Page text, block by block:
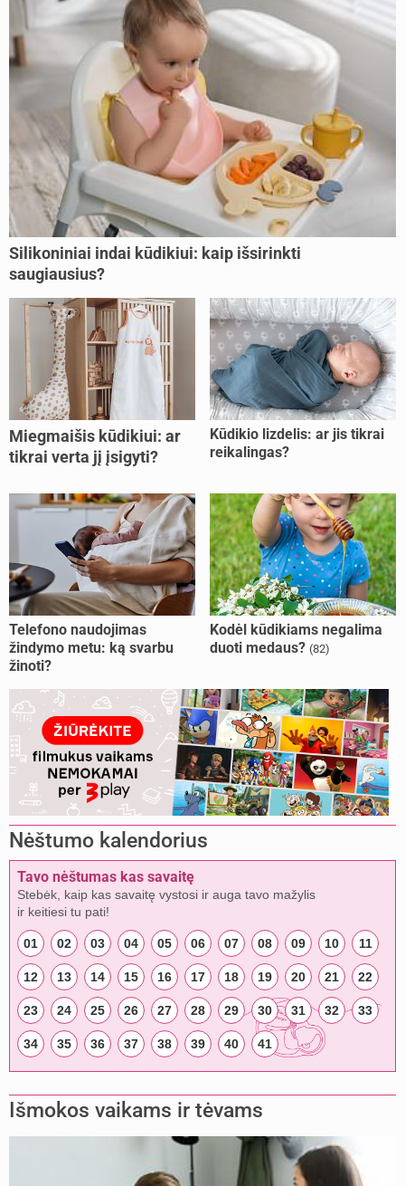
Silikoniniai indai kūdikiui: kaip išsirinkti
saugiausius?
Miegmaišis kūdikiui: ar
tikrai verta jį įsigyti?
Kūdikio lizdelis: ar jis tikrai
reikalingas?
Telefono naudojimas
žindymo metu: ką svarbu
žinoti?
Kodėl kūdikiams negalima
duoti medaus? (82)
Nėštumo kalendorius
Tavo nėštumas kas savaitę
Stebėk, kaip kas savaitę vystosi ir auga tavo mažylis
ir keitiesi tu pati!
01 02 03 04 05 06 07 08 09 10 11
12 13 14 15 16 17 18 19 20 21 22
23 24 25 26 27 28 29 30 31 32 33
34 35 36 37 38 39 40 41
Išmokos vaikams ir tėvams